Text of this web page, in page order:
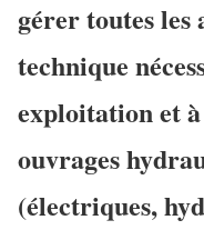
gérer toutes
technique
exploitation et
ouvrages
(électriques,